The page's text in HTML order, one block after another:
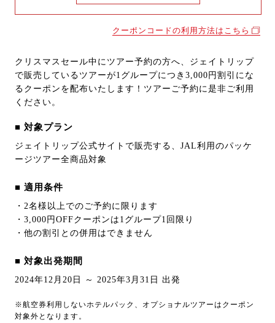
クーポンコードの利用方法はこちら
クリスマスセール中にツアー予約の方へ、ジェイトリップ
で販売しているツアーが1グループにつき3,000円割引にな
るクーポンを配布いたします！ツアーご予約に是非ご利用
ください。
■ 対象プラン
ジェイトリップ公式サイトで販売する、JAL利用のパッケ
ージツアー全商品対象
■ 適用条件
・2名様以上でのご予約に限ります
・3,000円OFFクーポンは1グループ1回限り
・他の割引との併用はできません
■ 対象出発期間
2024年12月20日 ～ 2025年3月31日 出発
※航空券利用しないホテルパック、オプショナルツアーはクーポン
対象外となります。